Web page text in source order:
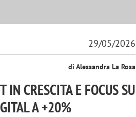
29/05/2026
di Alessandra La Rosa
IN CRESCITA E FOCUS SU
A +20%